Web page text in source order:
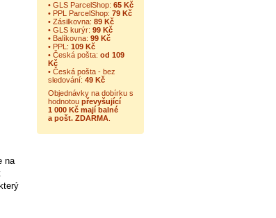
na
• GLS ParcelShop: 65 Kč
• PPL ParcelShop: 79 Kč
• Zásilkovna: 89 Kč
• GLS kurýr: 99 Kč
• Balíkovna: 99 Kč
• PPL: 109 Kč
• Česká pošta: od 109
Kč
• Česká pošta - bez
sledování: 49 Kč
Objednávky na dobírku s
hodnotou převyšující
1 000 Kč mají balné
a pošt. ZDARMA.